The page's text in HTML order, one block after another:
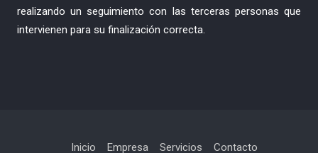
realizando un seguimiento con las terceras personas que
intervienen para su finalización correcta.
Inicio Empresa Servicios Contacto